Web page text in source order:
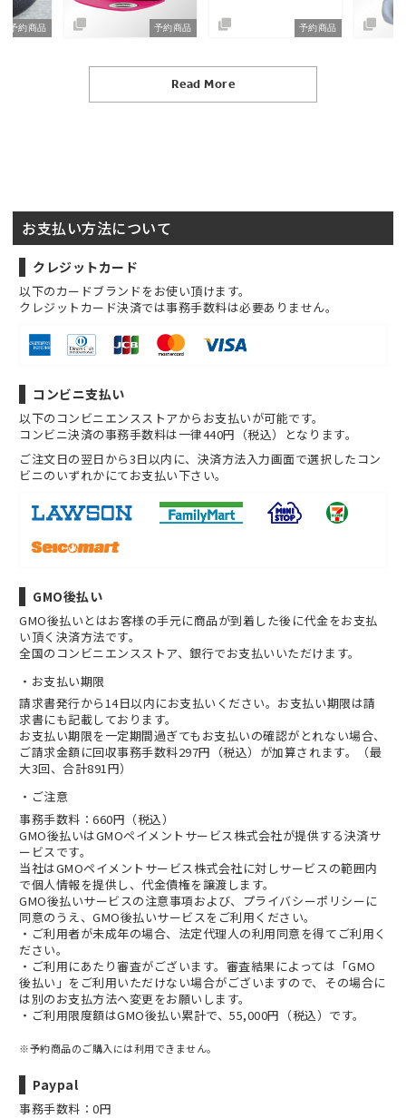
予約商品 予約商品 予約商品
Read More
お支払い方法について
クレジットカード
以下のカードブランドをお使い頂けます。
クレジットカード決済では事務手数料は必要ありません。
コンビニ支払い
以下のコンビニエンスストアからお支払いが可能です。
コンビニ決済の事務手数料は一律440円（税込）となります。
ご注文日の翌日から3日以内に、決済方法入力画面で選択したコン
ビニのいずれかにてお支払い下さい。
GMO後払い
GMO後払いとはお客様の手元に商品が到着した後に代金をお支払
い頂く決済方法です。
全国のコンビニエンスストア、銀行でお支払いいただけます。
お支払い期限
請求書発行から14日以内にお支払いください。お支払い期限は請
求書にも記載しております。
お支払い期限を一定期間過ぎてもお支払いの確認がとれない場合、
ご請求金額に回収事務手数料297円（税込）が加算されます。（最
大3回、合計891円）
ご注意
事務手数料：660円（税込）
GMO後払いはGMOペイメントサービス株式会社が提供する決済サ
ービスです。
当社はGMOペイメントサービス株式会社に対しサービスの範囲内
で個人情報を提供し、代金債権を譲渡します。
GMO後払いサービスの注意事項および、 プライバシーポリシーに
同意のうえ、GMO後払いサービスをご利用ください。
・ご利用者が未成年の場合、法定代理人の利用同意を得てご利用く
ださい。
・ご利用にあたり審査がございます。審査結果によっては「GMO
後払い」をご利用いただけない場合がございますので、その場合に
は別のお支払方法へ変更をお願いします。
・ご利用限度額はGMO後払い累計で、55,000円（税込）です。
※予約商品のご購入には利用できません。
Paypal
事務手数料：0円